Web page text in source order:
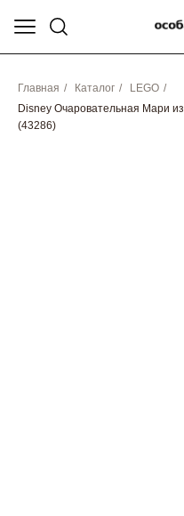
Главная / Каталог / LEGO /
Disney Очаровательная Мари
(43286)